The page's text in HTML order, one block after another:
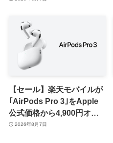
【セール】楽天モバイルが
｢AirPods Pro 3｣をApple
公式価格から4,900円オフ
で販売中
2026年8月7日